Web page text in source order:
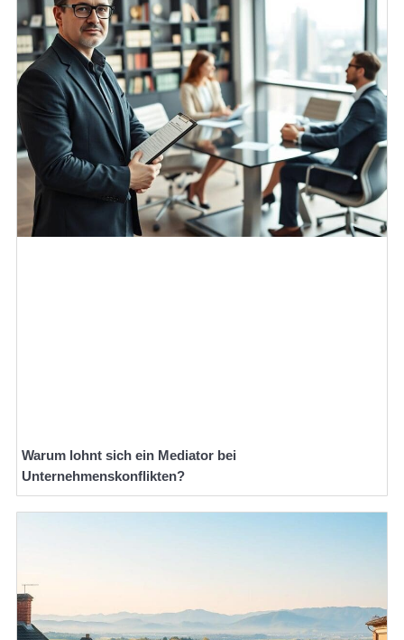
Warum lohnt sich ein Mediator bei
Unternehmenskonflikten?